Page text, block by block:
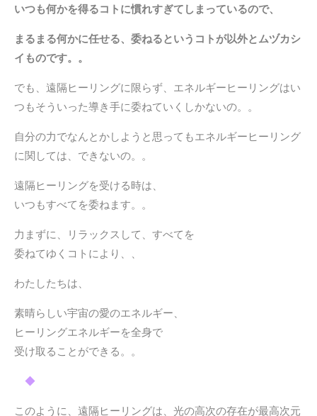
いつも何かを得るコトに慣れすぎてしまっているので、
まるまる何かに任せる、委ねるというコトが以外とムヅカシ
イものです。。
でも、遠隔ヒーリングに限らず、 エネルギーヒーリングはい
つもそういった導き手に委ねていくしかないの。。
自分の力でなんとかしようと思ってもエネルギーヒーリング
に関しては、 できないの。。
遠隔ヒーリングを受ける時は、
いつもすべてを委ねます。。
力まずに、リラックスして、すべてを
委ねてゆくコトにより、、
わたしたちは、
素晴らしい宇宙の愛のエネルギー、
ヒーリングエネルギーを全身で
受け取ることができる。。
◆
このように、遠隔ヒーリングは、光の高次の存在が最高次元